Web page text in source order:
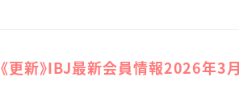
《更新》IBJ最新会員情報2026年3